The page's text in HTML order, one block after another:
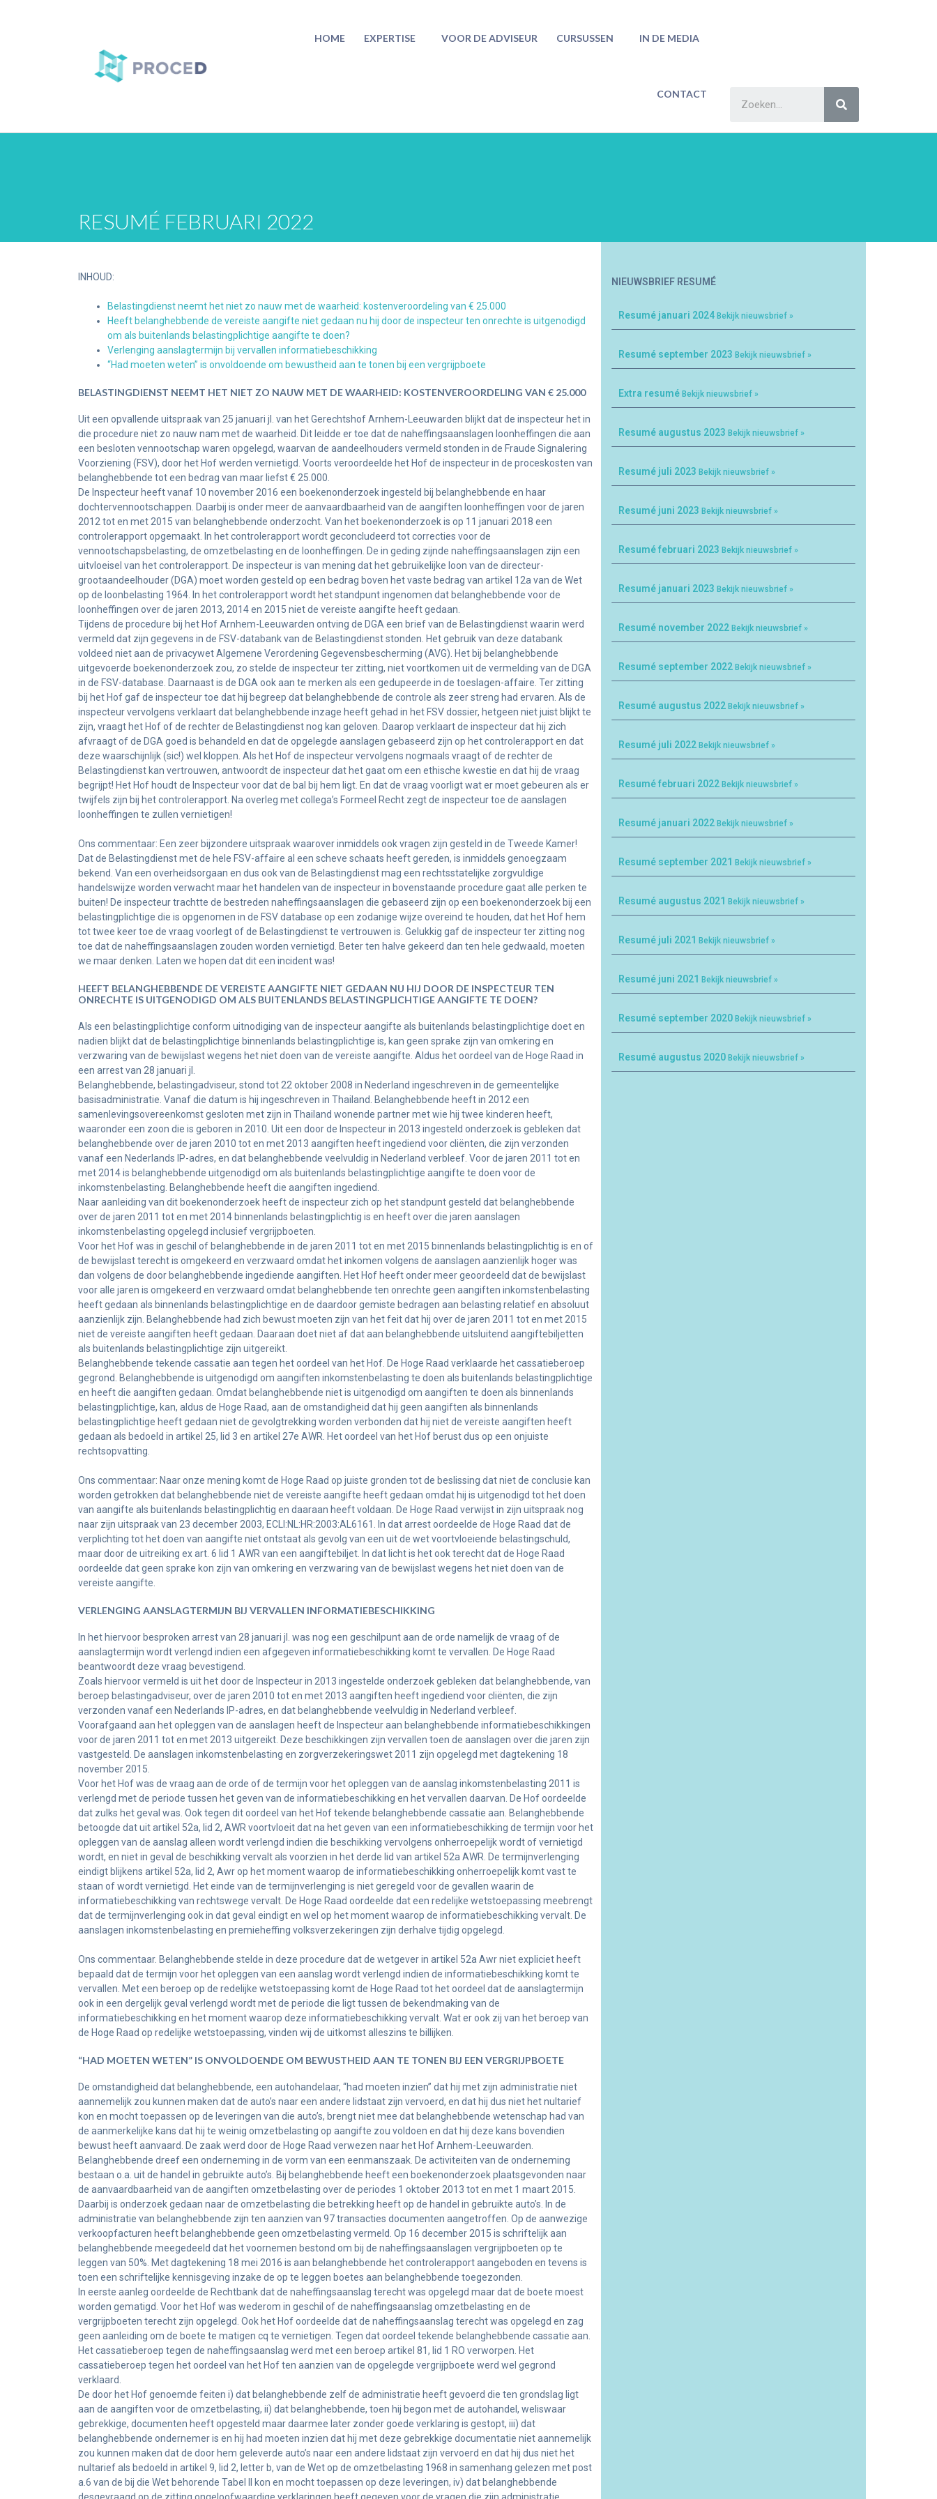
HOME EXPERTISE VOOR DE ADVISEUR CURSUSSEN IN DE MEDIA
CONTACT
RESUMÉ FEBRUARI 2022
INHOUD:
Belastingdienst neemt het niet zo nauw met de waarheid: kostenveroordeling van € 25.000
Heeft belanghebbende de vereiste aangifte niet gedaan nu hij door de inspecteur ten onrechte is uitgenodigd
om als buitenlands belastingplichtige aangifte te doen?
Verlenging aanslagtermijn bij vervallen informatiebeschikking
“Had moeten weten” is onvoldoende om bewustheid aan te tonen bij een vergrijpboete
BELASTINGDIENST NEEMT HET NIET ZO NAUW MET DE WAARHEID: KOSTENVEROORDELING VAN € 25.000
Uit een opvallende uitspraak van 25 januari jl. van het Gerechtshof Arnhem-Leeuwarden blijkt dat de inspecteur het in
die procedure niet zo nauw nam met de waarheid. Dit leidde er toe dat de naheffingsaanslagen loonheffingen die aan
een besloten vennootschap waren opgelegd, waarvan de aandeelhouders vermeld stonden in de Fraude Signalering
Voorziening (FSV), door het Hof werden vernietigd. Voorts veroordeelde het Hof de inspecteur in de proceskosten van
belanghebbende tot een bedrag van maar liefst € 25.000.
De Inspecteur heeft vanaf 10 november 2016 een boekenonderzoek ingesteld bij belanghebbende en haar
dochtervennootschappen. Daarbij is onder meer de aanvaardbaarheid van de aangiften loonheffingen voor de jaren
2012 tot en met 2015 van belanghebbende onderzocht. Van het boekenonderzoek is op 11 januari 2018 een
controlerapport opgemaakt. In het controlerapport wordt geconcludeerd tot correcties voor de
vennootschapsbelasting, de omzetbelasting en de loonheffingen. De in geding zijnde naheffingsaanslagen zijn een
uitvloeisel van het controlerapport. De inspecteur is van mening dat het gebruikelijke loon van de directeur-
grootaandeelhouder (DGA) moet worden gesteld op een bedrag boven het vaste bedrag van artikel 12a van de Wet
op de loonbelasting 1964. In het controlerapport wordt het standpunt ingenomen dat belanghebbende voor de
loonheffingen over de jaren 2013, 2014 en 2015 niet de vereiste aangifte heeft gedaan.
Tijdens de procedure bij het Hof Arnhem-Leeuwarden ontving de DGA een brief van de Belastingdienst waarin werd
vermeld dat zijn gegevens in de FSV-databank van de Belastingdienst stonden. Het gebruik van deze databank
voldeed niet aan de privacywet Algemene Verordening Gegevensbescherming (AVG). Het bij belanghebbende
uitgevoerde boekenonderzoek zou, zo stelde de inspecteur ter zitting, niet voortkomen uit de vermelding van de DGA
in de FSV-database. Daarnaast is de DGA ook aan te merken als een gedupeerde in de toeslagen-affaire. Ter zitting
bij het Hof gaf de inspecteur toe dat hij begreep dat belanghebbende de controle als zeer streng had ervaren. Als de
inspecteur vervolgens verklaart dat belanghebbende inzage heeft gehad in het FSV dossier, hetgeen niet juist blijkt te
zijn, vraagt het Hof of de rechter de Belastingdienst nog kan geloven. Daarop verklaart de inspecteur dat hij zich
afvraagt of de DGA goed is behandeld en dat de opgelegde aanslagen gebaseerd zijn op het controlerapport en dat
deze waarschijnlijk (sic!) wel kloppen. Als het Hof de inspecteur vervolgens nogmaals vraagt of de rechter de
Belastingdienst kan vertrouwen, antwoordt de inspecteur dat het gaat om een ethische kwestie en dat hij de vraag
begrijpt! Het Hof houdt de Inspecteur voor dat de bal bij hem ligt. En dat de vraag voorligt wat er moet gebeuren als er
twijfels zijn bij het controlerapport. Na overleg met collega’s Formeel Recht zegt de inspecteur toe de aanslagen
loonheffingen te zullen vernietigen!
Ons commentaar: Een zeer bijzondere uitspraak waarover inmiddels ook vragen zijn gesteld in de Tweede Kamer!
Dat de Belastingdienst met de hele FSV-affaire al een scheve schaats heeft gereden, is inmiddels genoegzaam
bekend. Van een overheidsorgaan en dus ook van de Belastingdienst mag een rechtsstatelijke zorgvuldige
handelswijze worden verwacht maar het handelen van de inspecteur in bovenstaande procedure gaat alle perken te
buiten! De inspecteur trachtte de bestreden naheffingsaanslagen die gebaseerd zijn op een boekenonderzoek bij een
belastingplichtige die is opgenomen in de FSV database op een zodanige wijze overeind te houden, dat het Hof hem
tot twee keer toe de vraag voorlegt of de Belastingdienst te vertrouwen is. Gelukkig gaf de inspecteur ter zitting nog
toe dat de naheffingsaanslagen zouden worden vernietigd. Beter ten halve gekeerd dan ten hele gedwaald, moeten
we maar denken. Laten we hopen dat dit een incident was!
HEEFT BELANGHEBBENDE DE VEREISTE AANGIFTE NIET GEDAAN NU HIJ DOOR DE INSPECTEUR TEN
ONRECHTE IS UITGENODIGD OM ALS BUITENLANDS BELASTINGPLICHTIGE AANGIFTE TE DOEN?
Als een belastingplichtige conform uitnodiging van de inspecteur aangifte als buitenlands belastingplichtige doet en
nadien blijkt dat de belastingplichtige binnenlands belastingplichtige is, kan geen sprake zijn van omkering en
verzwaring van de bewijslast wegens het niet doen van de vereiste aangifte. Aldus het oordeel van de Hoge Raad in
een arrest van 28 januari jl.
Belanghebbende, belastingadviseur, stond tot 22 oktober 2008 in Nederland ingeschreven in de gemeentelijke
basisadministratie. Vanaf die datum is hij ingeschreven in Thailand. Belanghebbende heeft in 2012 een
samenlevingsovereenkomst gesloten met zijn in Thailand wonende partner met wie hij twee kinderen heeft,
waaronder een zoon die is geboren in 2010. Uit een door de Inspecteur in 2013 ingesteld onderzoek is gebleken dat
belanghebbende over de jaren 2010 tot en met 2013 aangiften heeft ingediend voor cliënten, die zijn verzonden
vanaf een Nederlands IP-adres, en dat belanghebbende veelvuldig in Nederland verbleef. Voor de jaren 2011 tot en
met 2014 is belanghebbende uitgenodigd om als buitenlands belastingplichtige aangifte te doen voor de
inkomstenbelasting. Belanghebbende heeft die aangiften ingediend.
Naar aanleiding van dit boekenonderzoek heeft de inspecteur zich op het standpunt gesteld dat belanghebbende
over de jaren 2011 tot en met 2014 binnenlands belastingplichtig is en heeft over die jaren aanslagen
inkomstenbelasting opgelegd inclusief vergrijpboeten.
Voor het Hof was in geschil of belanghebbende in de jaren 2011 tot en met 2015 binnenlands belastingplichtig is en of
de bewijslast terecht is omgekeerd en verzwaard omdat het inkomen volgens de aanslagen aanzienlijk hoger was
dan volgens de door belanghebbende ingediende aangiften. Het Hof heeft onder meer geoordeeld dat de bewijslast
voor alle jaren is omgekeerd en verzwaard omdat belanghebbende ten onrechte geen aangiften inkomstenbelasting
heeft gedaan als binnenlands belastingplichtige en de daardoor gemiste bedragen aan belasting relatief en absoluut
aanzienlijk zijn. Belanghebbende had zich bewust moeten zijn van het feit dat hij over de jaren 2011 tot en met 2015
niet de vereiste aangiften heeft gedaan. Daaraan doet niet af dat aan belanghebbende uitsluitend aangiftebiljetten
als buitenlands belastingplichtige zijn uitgereikt.
Belanghebbende tekende cassatie aan tegen het oordeel van het Hof. De Hoge Raad verklaarde het cassatieberoep
gegrond. Belanghebbende is uitgenodigd om aangiften inkomstenbelasting te doen als buitenlands belastingplichtige
en heeft die aangiften gedaan. Omdat belanghebbende niet is uitgenodigd om aangiften te doen als binnenlands
belastingplichtige, kan, aldus de Hoge Raad, aan de omstandigheid dat hij geen aangiften als binnenlands
belastingplichtige heeft gedaan niet de gevolgtrekking worden verbonden dat hij niet de vereiste aangiften heeft
gedaan als bedoeld in artikel 25, lid 3 en artikel 27e AWR. Het oordeel van het Hof berust dus op een onjuiste
rechtsopvatting.
Ons commentaar: Naar onze mening komt de Hoge Raad op juiste gronden tot de beslissing dat niet de conclusie kan
worden getrokken dat belanghebbende niet de vereiste aangifte heeft gedaan omdat hij is uitgenodigd tot het doen
van aangifte als buitenlands belastingplichtig en daaraan heeft voldaan. De Hoge Raad verwijst in zijn uitspraak nog
naar zijn uitspraak van 23 december 2003, ECLI:NL:HR:2003:AL6161. In dat arrest oordeelde de Hoge Raad dat de
verplichting tot het doen van aangifte niet ontstaat als gevolg van een uit de wet voortvloeiende belastingschuld,
maar door de uitreiking ex art. 6 lid 1 AWR van een aangiftebiljet. In dat licht is het ook terecht dat de Hoge Raad
oordeelde dat geen sprake kon zijn van omkering en verzwaring van de bewijslast wegens het niet doen van de
vereiste aangifte.
VERLENGING AANSLAGTERMIJN BIJ VERVALLEN INFORMATIEBESCHIKKING
In het hiervoor besproken arrest van 28 januari jl. was nog een geschilpunt aan de orde namelijk de vraag of de
aanslagtermijn wordt verlengd indien een afgegeven informatiebeschikking komt te vervallen. De Hoge Raad
beantwoordt deze vraag bevestigend.
Zoals hiervoor vermeld is uit het door de Inspecteur in 2013 ingestelde onderzoek gebleken dat belanghebbende, van
beroep belastingadviseur, over de jaren 2010 tot en met 2013 aangiften heeft ingediend voor cliënten, die zijn
verzonden vanaf een Nederlands IP-adres, en dat belanghebbende veelvuldig in Nederland verbleef.
Voorafgaand aan het opleggen van de aanslagen heeft de Inspecteur aan belanghebbende informatiebeschikkingen
voor de jaren 2011 tot en met 2013 uitgereikt. Deze beschikkingen zijn vervallen toen de aanslagen over die jaren zijn
vastgesteld. De aanslagen inkomstenbelasting en zorgverzekeringswet 2011 zijn opgelegd met dagtekening 18
november 2015.
Voor het Hof was de vraag aan de orde of de termijn voor het opleggen van de aanslag inkomstenbelasting 2011 is
verlengd met de periode tussen het geven van de informatiebeschikking en het vervallen daarvan. De Hof oordeelde
dat zulks het geval was. Ook tegen dit oordeel van het Hof tekende belanghebbende cassatie aan. Belanghebbende
betoogde dat uit artikel 52a, lid 2, AWR voortvloeit dat na het geven van een informatiebeschikking de termijn voor het
opleggen van de aanslag alleen wordt verlengd indien die beschikking vervolgens onherroepelijk wordt of vernietigd
wordt, en niet in geval de beschikking vervalt als voorzien in het derde lid van artikel 52a AWR. De termijnverlenging
eindigt blijkens artikel 52a, lid 2, Awr op het moment waarop de informatiebeschikking onherroepelijk komt vast te
staan of wordt vernietigd. Het einde van de termijnverlenging is niet geregeld voor de gevallen waarin de
informatiebeschikking van rechtswege vervalt. De Hoge Raad oordeelde dat een redelijke wetstoepassing meebrengt
dat de termijnverlenging ook in dat geval eindigt en wel op het moment waarop de informatiebeschikking vervalt. De
aanslagen inkomstenbelasting en premieheffing volksverzekeringen zijn derhalve tijdig opgelegd.
Ons commentaar. Belanghebbende stelde in deze procedure dat de wetgever in artikel 52a Awr niet expliciet heeft
bepaald dat de termijn voor het opleggen van een aanslag wordt verlengd indien de informatiebeschikking komt te
vervallen. Met een beroep op de redelijke wetstoepassing komt de Hoge Raad tot het oordeel dat de aanslagtermijn
ook in een dergelijk geval verlengd wordt met de periode die ligt tussen de bekendmaking van de
informatiebeschikking en het moment waarop deze informatiebeschikking vervalt. Wat er ook zij van het beroep van
de Hoge Raad op redelijke wetstoepassing, vinden wij de uitkomst alleszins te billijken.
“HAD MOETEN WETEN” IS ONVOLDOENDE OM BEWUSTHEID AAN TE TONEN BIJ EEN VERGRIJPBOETE
De omstandigheid dat belanghebbende, een autohandelaar, “had moeten inzien” dat hij met zijn administratie niet
aannemelijk zou kunnen maken dat de auto’s naar een andere lidstaat zijn vervoerd, en dat hij dus niet het nultarief
kon en mocht toepassen op de leveringen van die auto’s, brengt niet mee dat belanghebbende wetenschap had van
de aanmerkelijke kans dat hij te weinig omzetbelasting op aangifte zou voldoen en dat hij deze kans bovendien
bewust heeft aanvaard. De zaak werd door de Hoge Raad verwezen naar het Hof Arnhem-Leeuwarden.
Belanghebbende dreef een onderneming in de vorm van een eenmanszaak. De activiteiten van de onderneming
bestaan o.a. uit de handel in gebruikte auto’s. Bij belanghebbende heeft een boekenonderzoek plaatsgevonden naar
de aanvaardbaarheid van de aangiften omzetbelasting over de periodes 1 oktober 2013 tot en met 1 maart 2015.
Daarbij is onderzoek gedaan naar de omzetbelasting die betrekking heeft op de handel in gebruikte auto’s. In de
administratie van belanghebbende zijn ten aanzien van 97 transacties documenten aangetroffen. Op de aanwezige
verkoopfacturen heeft belanghebbende geen omzetbelasting vermeld. Op 16 december 2015 is schriftelijk aan
belanghebbende meegedeeld dat het voornemen bestond om bij de naheffingsaanslagen vergrijpboeten op te
leggen van 50%. Met dagtekening 18 mei 2016 is aan belanghebbende het controlerapport aangeboden en tevens is
toen een schriftelijke kennisgeving inzake de op te leggen boetes aan belanghebbende toegezonden.
In eerste aanleg oordeelde de Rechtbank dat de naheffingsaanslag terecht was opgelegd maar dat de boete moest
worden gematigd. Voor het Hof was wederom in geschil of de naheffingsaanslag omzetbelasting en de
vergrijpboeten terecht zijn opgelegd. Ook het Hof oordeelde dat de naheffingsaanslag terecht was opgelegd en zag
geen aanleiding om de boete te matigen cq te vernietigen. Tegen dat oordeel tekende belanghebbende cassatie aan.
Het cassatieberoep tegen de naheffingsaanslag werd met een beroep artikel 81, lid 1 RO verworpen. Het
cassatieberoep tegen het oordeel van het Hof ten aanzien van de opgelegde vergrijpboete werd wel gegrond
verklaard.
De door het Hof genoemde feiten i) dat belanghebbende zelf de administratie heeft gevoerd die ten grondslag ligt
aan de aangiften voor de omzetbelasting, ii) dat belanghebbende, toen hij begon met de autohandel, weliswaar
gebrekkige, documenten heeft opgesteld maar daarmee later zonder goede verklaring is gestopt, iii) dat
belanghebbende ondernemer is en hij had moeten inzien dat hij met deze gebrekkige documentatie niet aannemelijk
zou kunnen maken dat de door hem geleverde auto’s naar een andere lidstaat zijn vervoerd en dat hij dus niet het
nultarief als bedoeld in artikel 9, lid 2, letter b, van de Wet op de omzetbelasting 1968 in samenhang gelezen met post
a.6 van de bij die Wet behorende Tabel II kon en mocht toepassen op deze leveringen, iv) dat belanghebbende
NIEUWSBRIEF RESUMÉ
Resumé januari 2024 Bekijk nieuwsbrief »
Resumé september 2023 Bekijk nieuwsbrief »
Extra resumé Bekijk nieuwsbrief »
Resumé augustus 2023 Bekijk nieuwsbrief »
Resumé juli 2023 Bekijk nieuwsbrief »
Resumé juni 2023 Bekijk nieuwsbrief »
Resumé februari 2023 Bekijk nieuwsbrief »
Resumé januari 2023 Bekijk nieuwsbrief »
Resumé november 2022 Bekijk nieuwsbrief »
Resumé september 2022 Bekijk nieuwsbrief »
Resumé augustus 2022 Bekijk nieuwsbrief »
Resumé juli 2022 Bekijk nieuwsbrief »
Resumé februari 2022 Bekijk nieuwsbrief »
Resumé januari 2022 Bekijk nieuwsbrief »
Resumé september 2021 Bekijk nieuwsbrief »
Resumé augustus 2021 Bekijk nieuwsbrief »
Resumé juli 2021 Bekijk nieuwsbrief »
Resumé juni 2021 Bekijk nieuwsbrief »
Resumé september 2020 Bekijk nieuwsbrief »
Resumé augustus 2020 Bekijk nieuwsbrief »